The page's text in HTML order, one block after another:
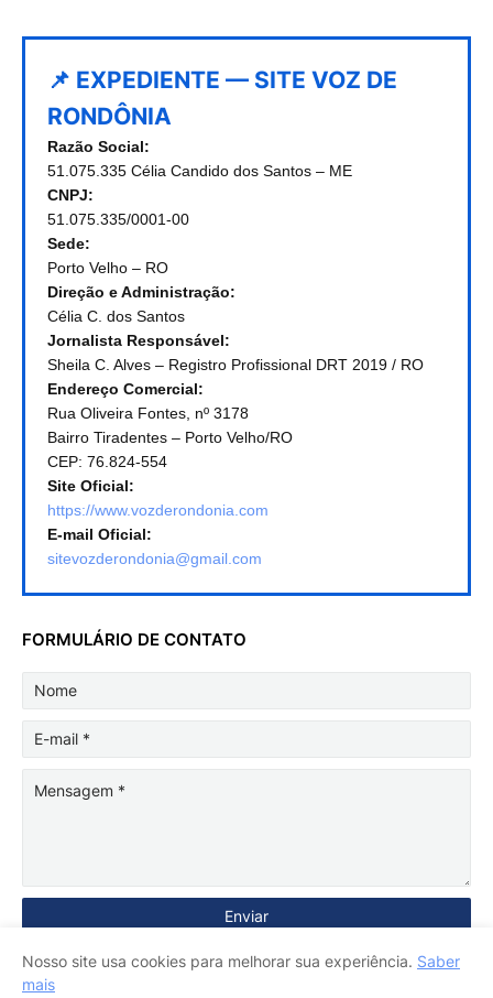
📌 EXPEDIENTE — SITE VOZ DE
RONDÔNIA
Razão Social:
51.075.335 Célia Candido dos Santos – ME
CNPJ:
51.075.335/0001-00
Sede:
Porto Velho – RO
Direção e Administração:
Célia C. dos Santos
Jornalista Responsável:
Sheila C. Alves – Registro Profissional DRT 2019 / RO
Endereço Comercial:
Rua Oliveira Fontes, nº 3178
Bairro Tiradentes – Porto Velho/RO
CEP: 76.824-554
Site Oficial:
https://www.vozderondonia.com
E-mail Oficial:
sitevozderondonia@gmail.com
FORMULÁRIO DE CONTATO
Nosso site usa cookies para melhorar sua experiência. Saber
mais